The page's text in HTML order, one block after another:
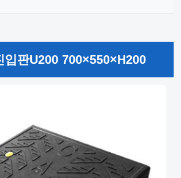
입판U200 700×550×H200